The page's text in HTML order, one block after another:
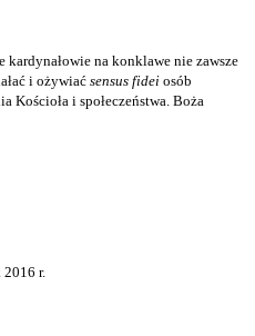
na konklawe nie zawsze
i ożywiać sensus fidei osób
Kościoła i społeczeństwa. Boża
r.